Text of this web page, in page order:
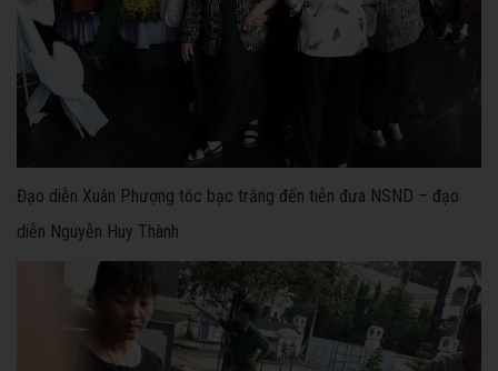
Đạo diễn Xuân Phượng tóc bạc trắng đến tiễn đưa NSND – đạo
diễn Nguyễn Huy Thành